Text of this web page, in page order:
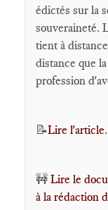
édictés sur la
souveraineté.
tient à
distance que
profession
📝Lire l'article.
🚧Lire le
à la rédaction